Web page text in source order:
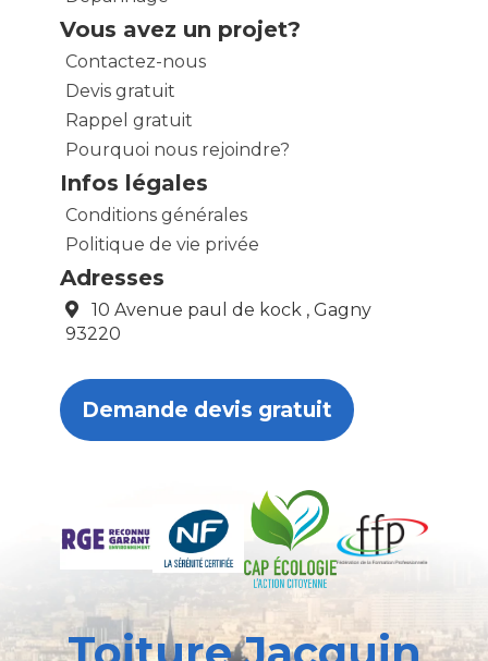
Vous avez un projet?
Contactez-nous
Devis gratuit
Rappel gratuit
Pourquoi nous rejoindre?
Infos légales
Conditions générales
Politique de vie privée
Adresses
10 Avenue paul de kock , Gagny
93220
Demande devis gratuit